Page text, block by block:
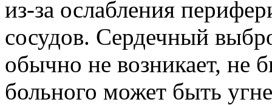
из-за ослабления
сосудов. Сердечный
обычно не возникает, не
больного может быть